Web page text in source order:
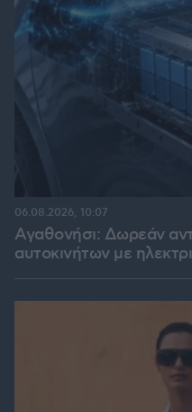
Αγαθονήσι: Δωρεάν
αυτοκινήτων με
06.08.2026, 10:07